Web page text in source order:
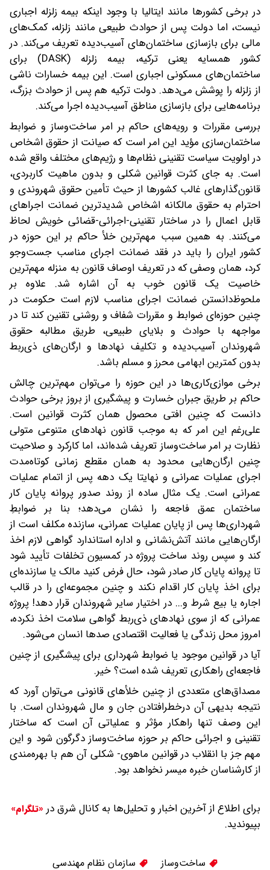
در برخی کشورها مانند ایتالیا با وجود اینکه بیمه زلزله اجباری
نیست، اما دولت پس از حوادث طبیعی مانند زلزله، کمک‌های
مالی برای بازسازی ساختمان‌های آسیب‌دیده تعریف می‌کند. در
کشور همسایه یعنی ترکیه، بیمه زلزله (DASK) برای
ساختمان‌های مسکونی اجباری است. این بیمه خسارات ناشی
از زلزله را پوشش می‌دهد. دولت ترکیه هم پس از حوادث بزرگ،
برنامه‌هایی برای بازسازی مناطق آسیب‌دیده اجرا می‌کند.
بررسی مقررات و رویه‌های حاکم بر امر ساخت‌وساز و ضوابط
ساختمان‌سازی مؤید این امر است که صیانت از حقوق اشخاص
در اولویت سیاست تقنینی نظام‌ها و رژیم‌های مختلف واقع شده
است. به جای کثرت قوانین شکلی و بدون ماهیت کاربردی،
قانون‌گذارهای غالب کشورها از حیث تأمین حقوق شهروندی و
احترام به حقوق مالکانه اشخاص شدیدترین ضمانت اجراهای
قابل اعمال را در ساختار تقنینی-اجرائی-قضائی خویش لحاظ
می‌کنند. به همین سبب مهم‌ترین خلأ حاکم بر این حوزه در
کشور ایران را باید در فقد ضمانت اجرای مناسب جست‌وجو
کرد، همان وصفی که در تعریف اوصاف قانون به منزله مهم‌ترین
خاصیت یک قانون خوب به آن اشاره شد. علاوه بر
ملحوظ‌دانستن ضمانت اجرای مناسب لازم است حکومت در
چنین حوزه‌ای ضوابط و مقررات شفاف و روشنی تقنین کند تا در
مواجهه با حوادث و بلایای طبیعی، طریق مطالبه حقوق
شهروندان آسیب‌دیده و تکلیف نهادها و ارگان‌های ذی‌ربط
بدون کمترین ابهامی محرز و مسلم باشد.
برخی موازی‌کاری‌ها در این حوزه را می‌توان مهم‌ترین چالش
حاکم بر طریق جبران خسارت و پیشگیری از بروز برخی حوادث
دانست که چنین افتی محصول همان کثرت قوانین است.
علی‌رغم این امر که به موجب قانون نهادهای متنوعی متولی
نظارت بر امر ساخت‌وساز تعریف شده‌اند، اما کارکرد و صلاحیت
چنین ارگان‌هایی محدود به همان مقطع زمانی کوتاه‌مدت
اجرای عملیات عمرانی و نهایتا یک دهه پس از اتمام عملیات
عمرانی است. یک مثال ساده از روند صدور پروانه پایان کار
ساختمان عمق فاجعه را نشان می‌دهد؛ بنا بر ضوابطِ
شهرداری‌ها پس از پایان عملیات عمرانی، سازنده مکلف است از
ارگان‌هایی مانند آتش‌نشانی و اداره استاندارد گواهی لازم اخذ
کند و سپس روند ساخت پروژه در کمسیون تخلفات تأیید شود
تا پروانه پایان کار صادر شود، حال فرض کنید مالک یا سازنده‌ای
برای اخذ پایان کار اقدام نکند و چنین مجموعه‌ای را در قالب
اجاره یا بیع شرط و... در اختیار سایر شهروندان قرار دهد! پروژه
عمرانی که از سوی نهادهای ذی‌ربط گواهی سلامت اخذ نکرده،
امروز محل زندگی یا فعالیت اقتصادی صدها انسان می‌شود.
آیا در قوانین موجود یا ضوابط شهرداری برای پیشگیری از چنین
فاجعه‌ای راهکاری تعریف شده است؟ خیر.
مصداق‌های متعددی از چنین خلأهای قانونی می‌توان آورد که
نتیجه بدیهی آن درخطرافتادن جان و مال شهروندان است. با
این وصف تنها راهکار مؤثر و عملیاتی آن است که ساختار
تقنینی و اجرائی حاکم بر حوزه ساخت‌وساز دگرگون شود و این
مهم جز با انقلاب در قوانین ماهوی- شکلی آن هم با بهره‌مندی
از کارشناسان خبره میسر نخواهد بود.
برای اطلاع از آخرین اخبار و تحلیل‌ها به کانال شرق در «تلگرام»
بپیوندید.
ساخت‌وساز سازمان نظام مهندسی